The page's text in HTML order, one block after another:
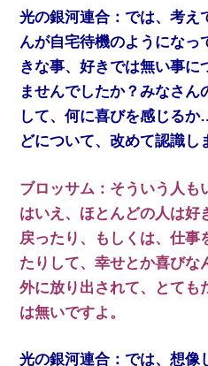
光の銀河連合：では、考え
んが自宅待機のようになっ
きな事、好きでは無い事に
ませんでしたか？みなさ
して、何に喜びを感じる
どについて、改めて認識し
ブロッサム：そういう人も
はいえ、ほとんどの人は好
戻ったり、もしくは、仕事
たりして、幸せとか喜びな
外に放り出されて、とても
は無いですよ。
光の銀河連合：では、想像